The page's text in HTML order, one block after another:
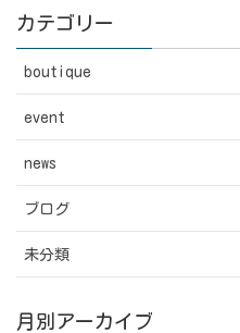
カテゴリー
boutique
event
news
ブログ
未分類
月別アーカイブ